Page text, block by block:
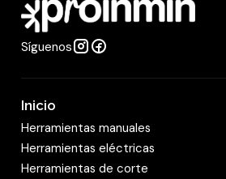
d
Síguenos
Inicio
Herramientas manuales
Herramientas eléctricas
Herramientas de corte